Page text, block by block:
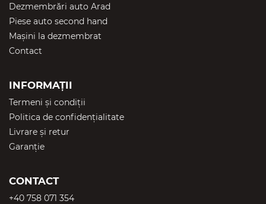
Dezmembrări auto Arad
Piese auto second hand
Mașini la dezmembrat
Contact
INFORMAȚII
Termeni și condiții
Politica de confidențialitate
Livrare și retur
Garanție
CONTACT
+40 758 071 354